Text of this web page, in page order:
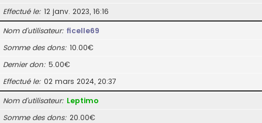
Effectué le 12 janv. 2023, 16:16
Nom d’utilisateur ficelle69
Somme des dons 10.00€
Dernier don 5.00€
Effectué le 02 mars 2024, 20:37
Nom d’utilisateur Leptimo
Somme des dons 20.00€